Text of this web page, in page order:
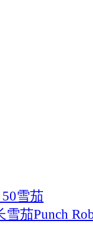
50雪茄
茄Punch